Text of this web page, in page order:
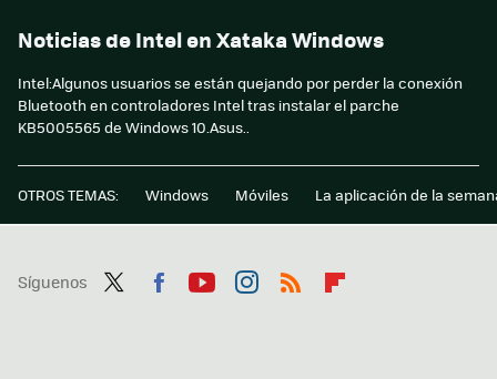
Noticias de Intel en Xataka Windows
Intel:Algunos usuarios se están quejando por perder la conexión
Bluetooth en controladores Intel tras instalar el parche
KB5005565 de Windows 10.Asus..
OTROS TEMAS: Windows Móviles La aplicación de la
Síguenos